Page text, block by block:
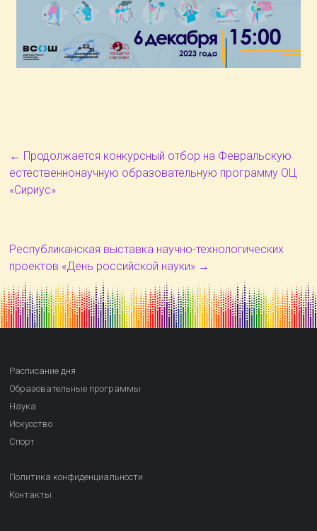
← Продолжается конкурсный отбор на Февральскую
естественнонаучную образовательную программу ОЦ
«Сириус»
Республиканская выставка научно-технологических
проектов «День российской науки» →
Расписание дня
Образовательные программы
Наука
Искусство
Спорт
Политика конфиденциальности
Контакты